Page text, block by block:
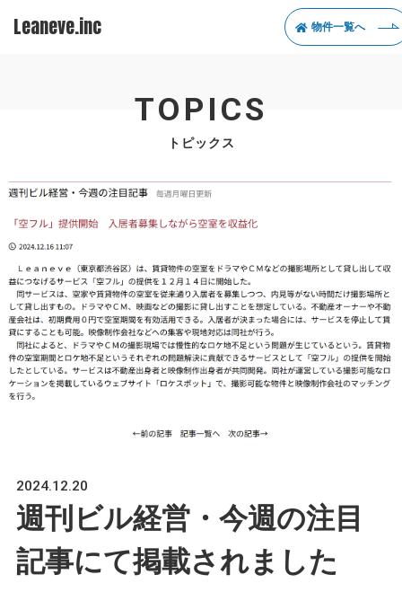
Leaneve.inc 物件一覧へ
TOPICS
トピックス
2024.12.20
週刊ビル経営・今週の注目
記事にて掲載されました